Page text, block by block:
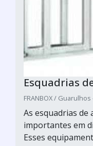
Esquadrias
FRANBOX / Guarulhos
As esquadrias
importantes em
Esses